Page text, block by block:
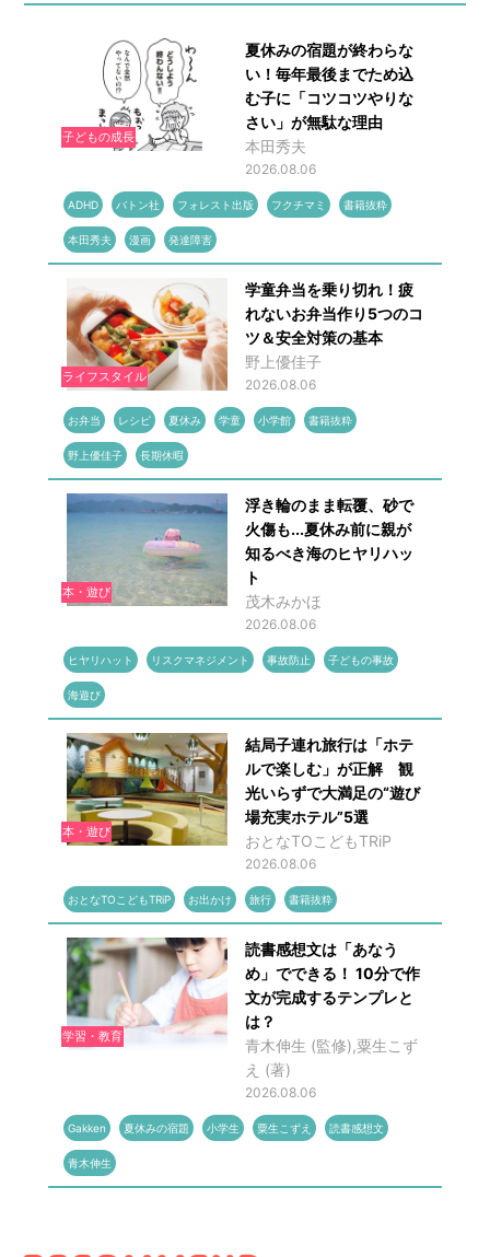
子どもの成長
夏休みの宿題が終わらな
い！毎年最後までため込
む子に「コツコツやりな
さい」が無駄な理由
本田秀夫
2026.08.06
ADHD バトン社 フォレスト出版 フクチマミ 書籍抜粋
本田秀夫 漫画 発達障害
ライフスタイル
学童弁当を乗り切れ！疲
れないお弁当作り5つのコ
ツ＆安全対策の基本
野上優佳子
2026.08.06
お弁当 レシピ 夏休み 学童 小学館 書籍抜粋
野上優佳子 長期休暇
本・遊び
浮き輪のまま転覆、砂で
火傷も...夏休み前に親が
知るべき海のヒヤリハッ
ト
茂木みかほ
2026.08.06
ヒヤリハット リスクマネジメント 事故防止 子どもの事故
海遊び
本・遊び
結局子連れ旅行は「ホテ
ルで楽しむ」が正解 観
光いらずで大満足の“遊び
場充実ホテル”5選
おとなTOこどもTRiP
2026.08.06
おとなTOこどもTRiP お出かけ 旅行 書籍抜粋
学習・教育
読書感想文は「あなう
め」でできる！ 10分で作
文が完成するテンプレと
は？
青木伸生 (監修),粟生こず
え (著)
2026.08.06
Gakken 夏休みの宿題 小学生 粟生こずえ 読書感想文
青木伸生